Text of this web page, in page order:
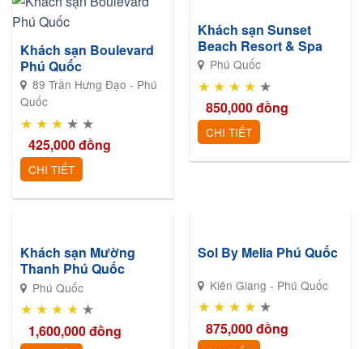
Khách sạn Boulevard
Phú Quốc
89 Trần Hưng Đạo - Phú
Quốc
★ ★ ★ ★ ★
425,000đồng
CHI TIẾT
Khách sạn Sunset
Beach Resort & Spa
Phú Quốc
★ ★ ★ ★ ★
850,000đồng
CHI TIẾT
Khách sạn Mường
Thanh Phú Quốc
Phú Quốc
★ ★ ★ ★ ★
1,600,000đồng
Sol By Melia Phú Quốc
Kiên Giang - Phú Quốc
★ ★ ★ ★ ★
875,000đồng